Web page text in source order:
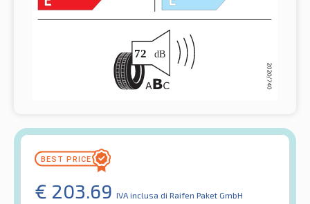
€ 203.69 IVA inclusa di Raifen Paket GmbH